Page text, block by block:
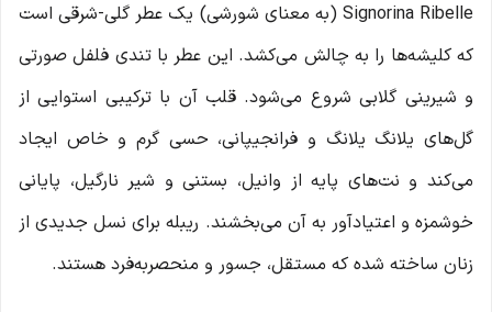
Signorina Ribelle (به معنای شورشی) یک عطر گلی-شرقی است
که کلیشه‌ها را به چالش می‌کشد. این عطر با تندی فلفل صورتی
و شیرینی گلابی شروع می‌شود. قلب آن با ترکیبی استوایی از
گل‌های یلانگ یلانگ و فرانجیپانی، حسی گرم و خاص ایجاد
می‌کند و نت‌های پایه از وانیل، بستنی و شیر نارگیل، پایانی
خوشمزه و اعتیادآور به آن می‌بخشند. ریبله برای نسل جدیدی از
زنان ساخته شده که مستقل، جسور و منحصربه‌فرد هستند.